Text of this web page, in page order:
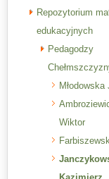
Repozytorium
edukacyjnych
Pedagodzy
Młodowska
Wiktor